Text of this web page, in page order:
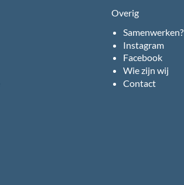
Overig
Samenwerken?
Instagram
Facebook
Wie zijn wij
Contact